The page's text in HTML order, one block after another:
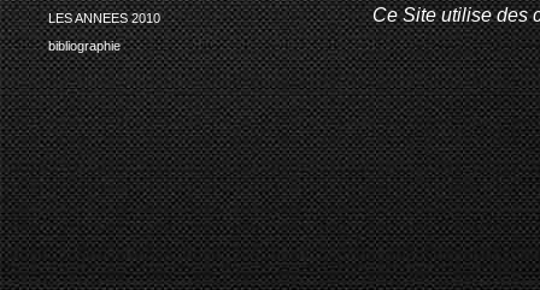
LES ANNEES 2010
bibliographie
Ce Site utilise des